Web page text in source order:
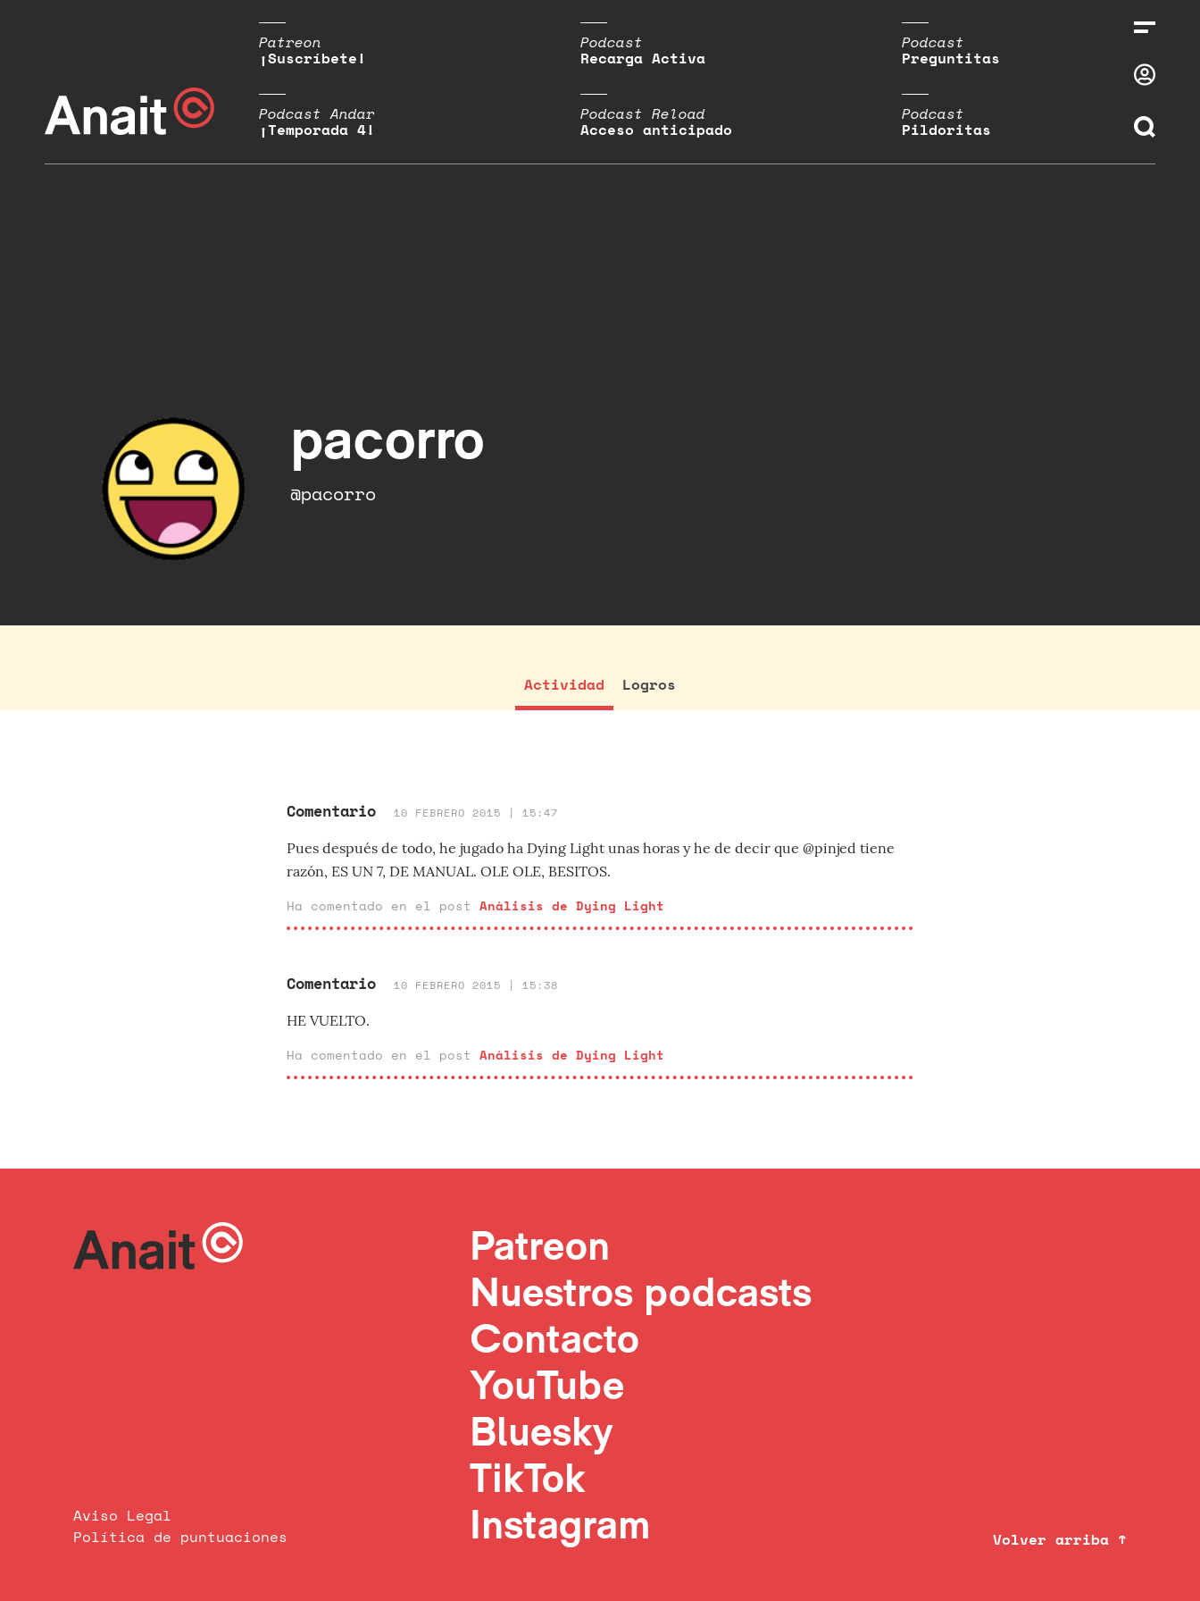
Patreon
¡Suscríbete!
Podcast
Recarga Activa
Podcast
Preguntitas
Podcast Andar
¡Temporada 4!
Podcast Reload
Acceso anticipado
Podcast
Pildoritas
pacorro
@pacorro
Actividad Logros
Comentario 10 FEBRERO 2015 | 15:47
Pues después de todo, he jugado ha Dying Light unas horas y he de decir que @pinjed tiene
razón, ES UN 7, DE MANUAL. OLE OLE, BESITOS.
Ha comentado en el post Análisis de Dying Light
Comentario 10 FEBRERO 2015 | 15:38
HE VUELTO.
Ha comentado en el post Análisis de Dying Light
Aviso Legal
Política de puntuaciones
Patreon
Nuestros podcasts
Contacto
YouTube
Bluesky
TikTok
Instagram
Volver arriba ↑